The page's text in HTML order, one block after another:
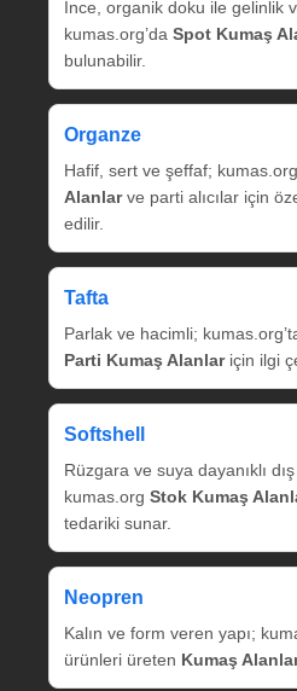
İnce, organik doku ile gelinlik
kumas.org’da Spot Kumaş
bulunabilir.
Organze
Hafif, sert ve şeffaf;
Alanlarve parti alıcılar için
edilir.
Tafta
Parlak ve hacimli;
Parti Kumaş Alanlariçin ilgi
Softshell
Rüzgara ve suya dayanıklı
kumas.org Stok Kumaş
tedariki sunar.
Neopren
Kalın ve form veren yapı;
ürünleri üreten Kumaş